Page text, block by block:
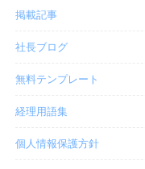
掲載記事
社長ブログ
無料テンプレート
経理用語集
個人情報保護方針